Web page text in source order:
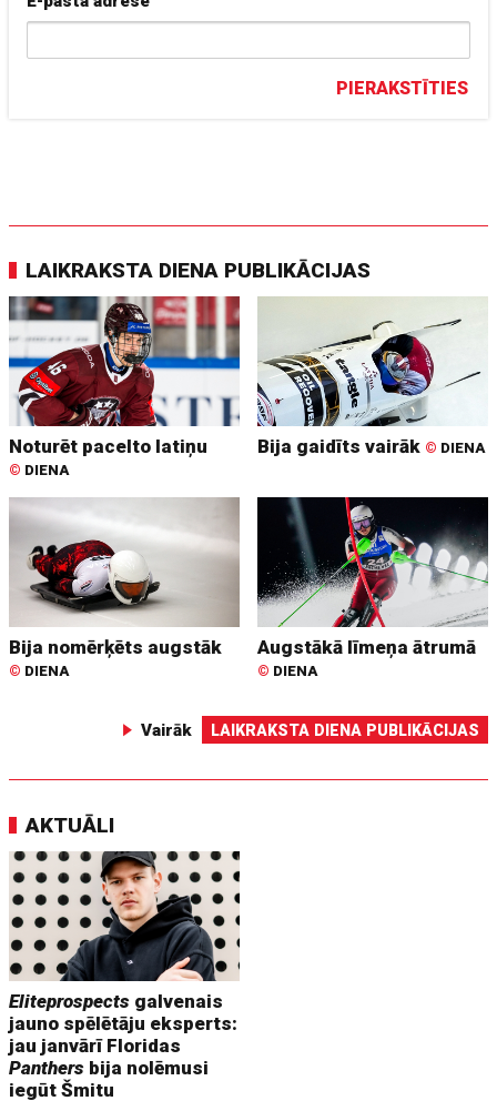
PIERAKSTĪTIES
LAIKRAKSTA DIENA PUBLIKĀCIJAS
Noturēt pacelto latiņu
© DIENA
Bija gaidīts vairāk © DIENA
Bija nomērķēts augstāk
© DIENA
Augstākā līmeņa ātrumā
© DIENA
Vairāk LAIKRAKSTA DIENA PUBLIKĀCIJAS
AKTUĀLI
Eliteprospects galvenais
jauno spēlētāju eksperts:
jau janvārī Floridas
Panthers bija nolēmusi
iegūt Šmitu